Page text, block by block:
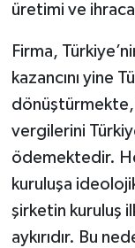
üretimi ve
Firma,
kazancını yine
vergilerini
ödemektedir.
kuruluşa
şirketin kuruluş
aykırıdır. Bu